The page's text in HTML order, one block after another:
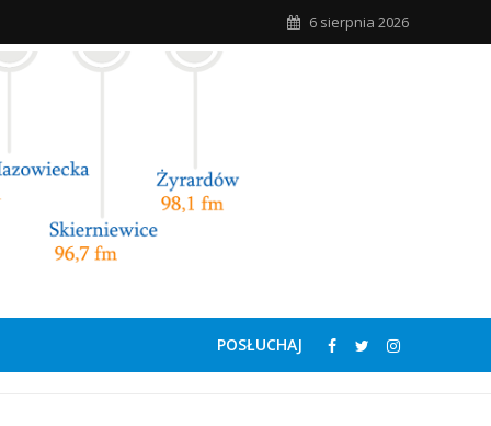
6 sierpnia 2026
POSŁUCHAJ